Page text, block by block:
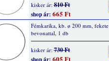
kisker ár:810 Ft
shop ár: 665 Ft
Fémkarika, kb. ø 200 mm, fekete
bevonattal, 1 db
kisker ár:730 Ft
605 Ft